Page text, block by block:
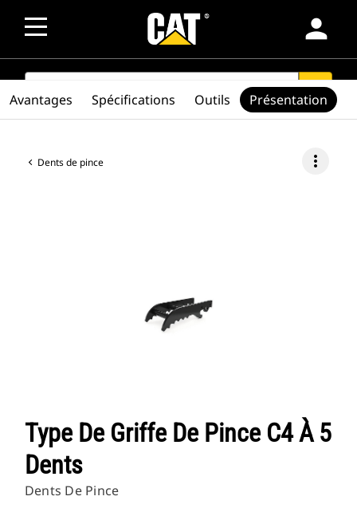
person
SEARCH search
Dents de pince more_vert
Type De Griffe De Pince C4 À 5
Dents
Dents De Pince
Avantages Spécifications Outils Présentation